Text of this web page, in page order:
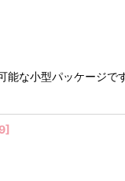
な小型パッケージ
]